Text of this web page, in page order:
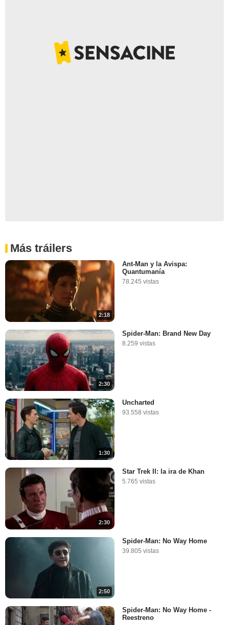
Más tráilers
2:18
Ant-Man y la Avispa:
Quantumanía
78.245 vistas
2:30
Spider-Man: Brand New Day
8.259 vistas
1:30
Uncharted
93.558 vistas
2:30
Star Trek II: la ira de Khan
5.765 vistas
2:50
Spider-Man: No Way Home
39.805 vistas
Spider-Man: No Way Home -
Reestreno